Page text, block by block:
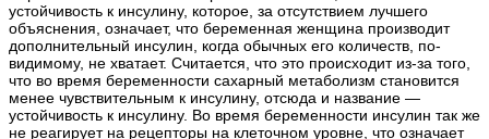
устойчивость к инсулину, которое, за отсутствием лучшего
объяснения, означает, что беременная женщина производит
дополнительный инсулин, когда обычных его количеств, по-
видимому, не хватает. Считается, что это происходит из-за того,
что во время беременности сахарный метаболизм становится
менее чувствительным к инсулину, отсюда и название —
устойчивость к инсулину. Во время беременности инсулин так же
не реагирует на рецепторы на клеточном уровне, что означает